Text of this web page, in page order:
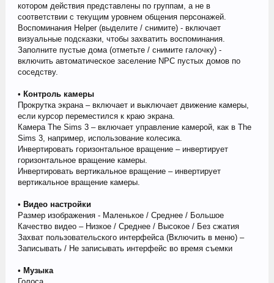
котором действия представлены по группам, а не в
соответствии с текущим уровнем общения персонажей.
Воспоминания Helper (выделите / снимите) - включает
визуальные подсказки, чтобы захватить воспоминания.
Заполните пустые дома (отметьте / снимите галочку) -
включить автоматическое заселение NPC пустых домов по
соседству.
• Контроль камеры
Прокрутка экрана – включает и выключает движение камеры,
если курсор переместился к краю экрана.
Камера The Sims 3 – включает управление камерой, как в The
Sims 3, например, использование колесика.
Инвертировать горизонтальное вращение – инвертирует
горизонтальное вращение камеры.
Инвертировать вертикальное вращение – инвертирует
вертикальное вращение камеры.
• Видео настройки
Размер изображения - Маленькое / Среднее / Большое
Качество видео – Низкое / Среднее / Высокое / Без сжатия
Захват пользовательского интерфейса (Включить в меню) –
Записывать / Не записывать интерфейс во время съемки
• Музыка